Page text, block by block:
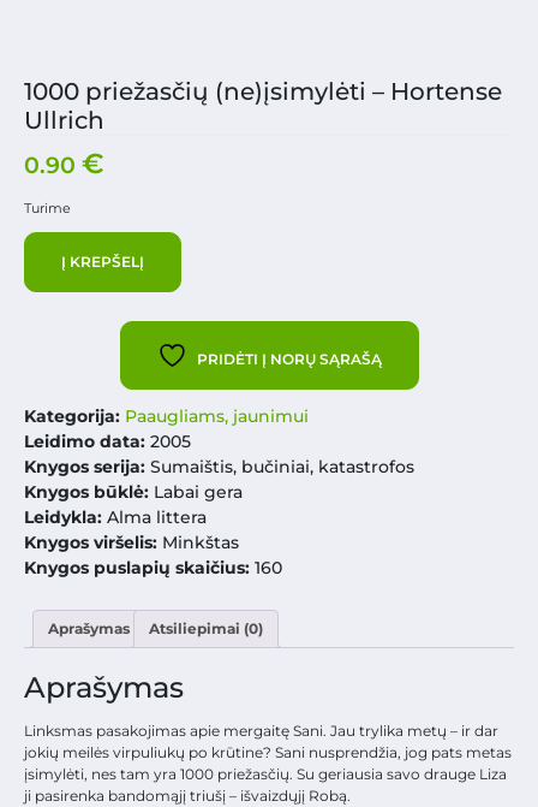
1000 priežasčių (ne)įsimylėti – Hortense
Ullrich
0.90 €
Turime
Į KREPŠELĮ
PRIDĖTI Į NORŲ SĄRAŠĄ
Kategorija: Paaugliams, jaunimui
Leidimo data: 2005
Knygos serija: Sumaištis, bučiniai, katastrofos
Knygos būklė: Labai gera
Leidykla: Alma littera
Knygos viršelis: Minkštas
Knygos puslapių skaičius: 160
Aprašymas Atsiliepimai (0)
Aprašymas
Linksmas pasakojimas apie mergaitę Sani. Jau trylika metų – ir dar
jokių meilės virpuliukų po krūtine? Sani nusprendžia, jog pats metas
įsimylėti, nes tam yra 1000 priežasčių. Su geriausia savo drauge Liza
ji pasirenka bandomąjį triušį – išvaizdųjį Robą.